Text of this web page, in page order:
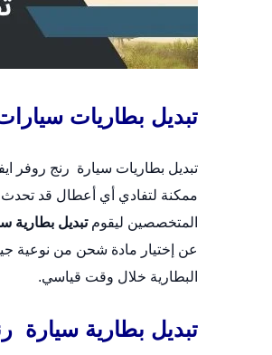
تبديل بطاريات
تبديل بطاريات سيارة رنج روفر
ممكنة لتفادي أي أعطال قد تحدث
المتخصصين ليقومتبديل بطارية
عن إختيار مادة شحن من نوعية
البطارية خلال وقت قياسي.
تبديل بطارية سيارة